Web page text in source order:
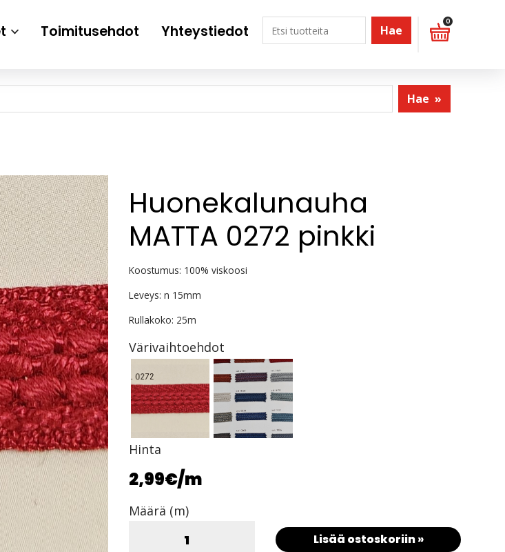
Toimitusehdot Yhteystiedot Hae
0
Hae »
Huonekalunauha
MATTA 0272 pinkki
Koostumus: 100% viskoosi
Leveys: n 15mm
Rullakoko: 25m
Värivaihtoehdot
Hinta
2,99€/m
Määrä (m)
Lisää ostoskoriin »